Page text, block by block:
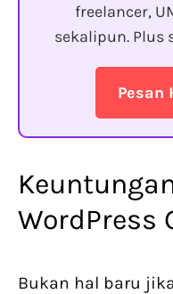
freelancer,
sekalipun. Plus
Pesan
WordPress
Bukan hal baru